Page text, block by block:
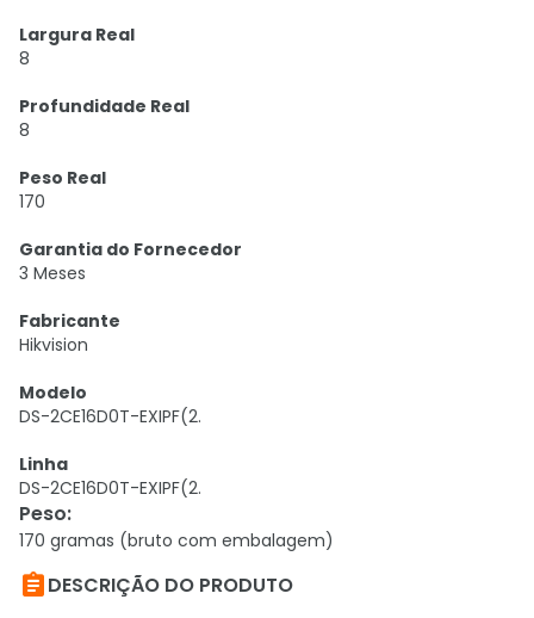
Largura Real
8
Profundidade Real
8
Peso Real
170
Garantia do Fornecedor
3 Meses
Fabricante
Hikvision
Modelo
DS-2CE16D0T-EXIPF(2.
Linha
DS-2CE16D0T-EXIPF(2.
Peso:
170 gramas (bruto com embalagem)
DESCRIÇÃO DO PRODUTO